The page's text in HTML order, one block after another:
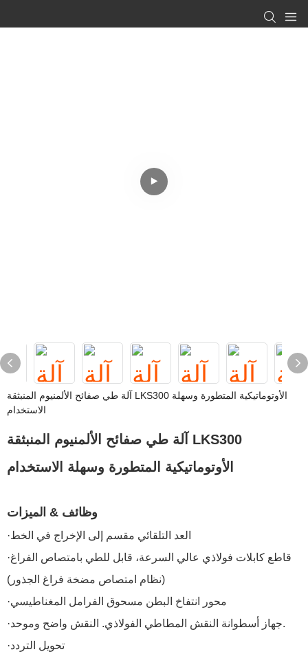
آلة طي صفائح الألمنيوم المنبثقة LKS300 الأوتوماتيكية المتطورة وسهلة
الاستخدام
آلة طي صفائح الألمنيوم المنبثقة LKS300
الأوتوماتيكية المتطورة وسهلة الاستخدام
وظائف & الميزات
·العد التلقائي مقسم إلى الإخراج في الخط
·قاطع كابلات فولاذي عالي السرعة، قابل للطي بامتصاص الفراغ
(نظام امتصاص مضخة فراغ الجذور)
·محور انتفاخ البطن مسحوق الفرامل المغناطيسي
·جهاز أسطوانة النقش المطاطي الفولاذي. النقش واضح وموحد.
·تحويل التردد